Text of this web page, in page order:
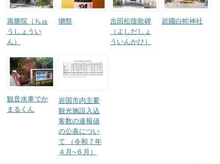
籌勝院（ちゅ
うしょうい
ん）
獺祭
吉田松陰歌碑
（よしだしょ
ういんかひ）
岩國白蛇神社
観音水車でか
まるくん
岩国市内主要
観光施設入込
客数の速報値
の公表につい
て （令和７年
４月~６月）